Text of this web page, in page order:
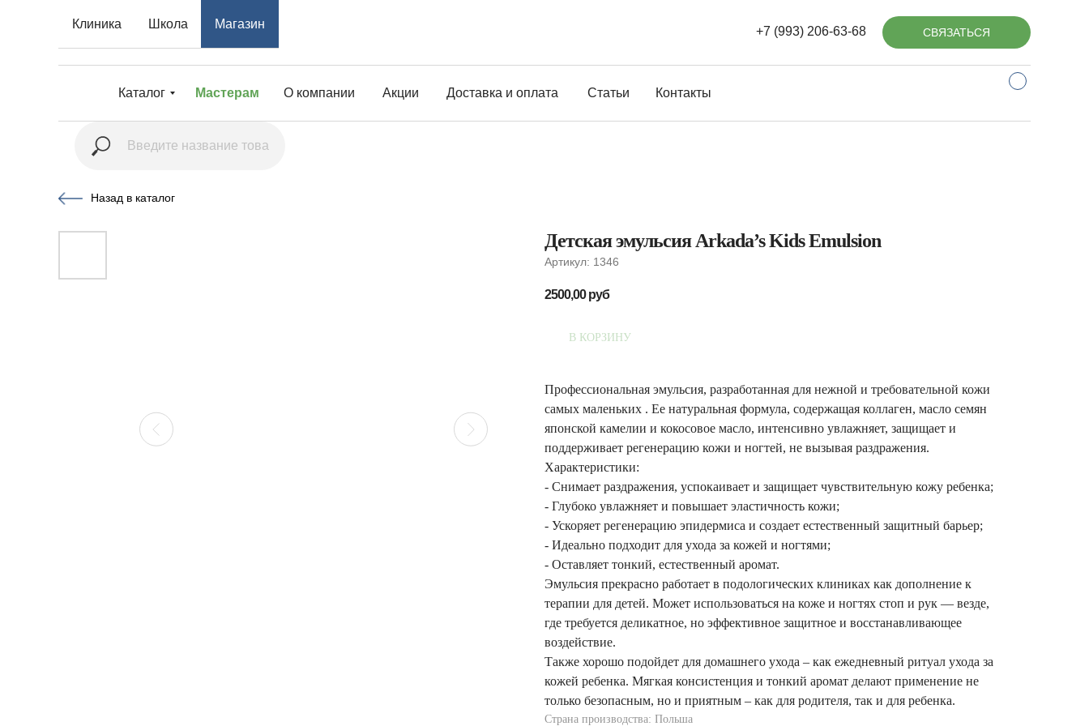
Клиника Школа Магазин
СВЯЗАТЬСЯ
+7 (993) 206-63-68
Каталог О компании Акции
Мастерам Доставка и оплата Статьи Контакты
Назад в каталог
Детская эмульсия Arkada’s Kids Emulsion
Артикул: 1346
2500,00 руб
В КОРЗИНУ
Профессиональная эмульсия, разработанная для нежной и требовательной кожи
самых маленьких . Ее натуральная формула, содержащая коллаген, масло семян
японской камелии и кокосовое масло, интенсивно увлажняет, защищает и
поддерживает регенерацию кожи и ногтей, не вызывая раздражения.
Характеристики:
- Снимает раздражения, успокаивает и защищает чувствительную кожу ребенка;
- Глубоко увлажняет и повышает эластичность кожи;
- Ускоряет регенерацию эпидермиса и создает естественный защитный барьер;
- Идеально подходит для ухода за кожей и ногтями;
- Оставляет тонкий, естественный аромат.
Эмульсия прекрасно работает в подологических клиниках как дополнение к
терапии для детей. Может использоваться на коже и ногтях стоп и рук — везде,
где требуется деликатное, но эффективное защитное и восстанавливающее
воздействие.
Также хорошо подойдет для домашнего ухода – как ежедневный ритуал ухода за
кожей ребенка. Мягкая консистенция и тонкий аромат делают применение не
только безопасным, но и приятным – как для родителя, так и для ребенка.
Страна производства: Польша